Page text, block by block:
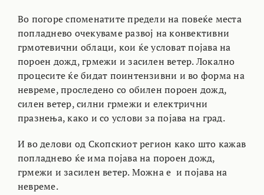
Во погоре споменатите предели на повеќе места
попладнево очекуваме развој на конвективни
грмотевични облаци, кои ќе условат појава на
пороен дожд, грмежи и засилен ветер. Локално
процесите ќе бидат поинтензивни и во форма на
невреме, проследено со обилен пороен дожд,
силен ветер, силни грмежи и електрични
празнења, како и со услови за појава на град.
И во делови од Скопскиот регион како што кажав
попладнево ќе има појава на пороен дожд,
грмежи и засилен ветер. Можна е и појава на
невреме.